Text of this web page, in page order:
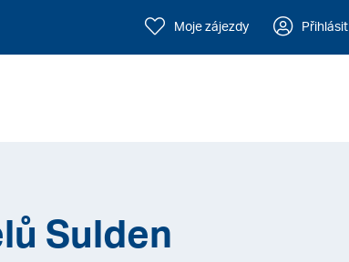
Moje zájezdy Přihlásit
Sulden